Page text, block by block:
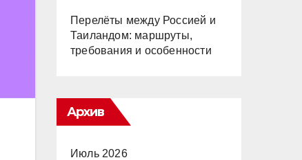
Перелёты между Россией и
Таиландом: маршруты,
требования и особенности
Архив
Июль 2026